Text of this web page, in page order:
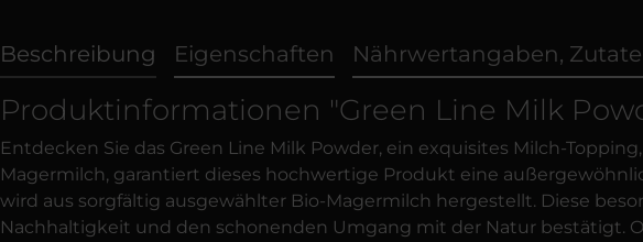
Beschreibung Eigenschaften Nährwertangaben,
Produktinformationen "Green Line Milk
Entdecken Sie das Green Line Milk Powder, ein exquisites Milch-
Magermilch, garantiert dieses hochwertige Produkt eine
wird aus sorgfältig ausgewählter Bio-Magermilch hergestellt. Diese
Nachhaltigkeit und den schonenden Umgang mit der Natur bestätigt.